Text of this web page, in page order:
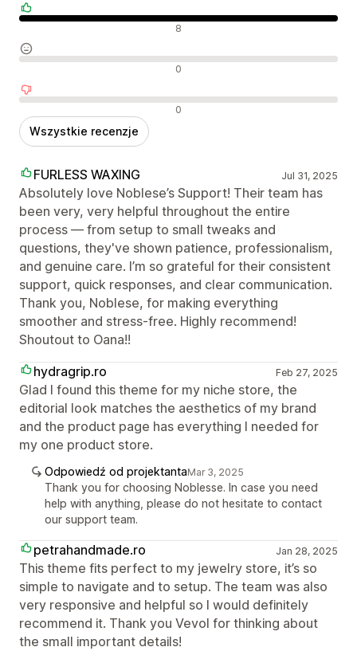
Pozytywne recenzje 8
Neutralne recenzje 0
Negatywne recenzje 0
Wszystkie recenzje
FURLESS WAXING Jul 31, 2025
Absolutely love Noblese’s Support! Their team has
been very, very helpful throughout the entire
process — from setup to small tweaks and
questions, they've shown patience, professionalism,
and genuine care. I’m so grateful for their consistent
support, quick responses, and clear communication.
Thank you, Noblese, for making everything
smoother and stress-free. Highly recommend!
Shoutout to Oana!!
hydragrip.ro
Feb 27, 2025
Glad I found this theme for my niche store, the
editorial look matches the aesthetics of my brand
and the product page has everything I needed for
my one product store.
Odpowiedź od projektantaMar 3, 2025
Thank you for choosing Noblesse. In case you need
help with anything, please do not hesitate to contact
our support team.
petrahandmade.ro Jan 28, 2025
This theme fits perfect to my jewelry store, it’s so
simple to navigate and to setup. The team was also
very responsive and helpful so I would definitely
recommend it. Thank you Vevol for thinking about
the small important details!